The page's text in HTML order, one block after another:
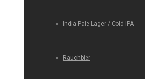
India Pale Lager / Cold IPA
Rauchbier